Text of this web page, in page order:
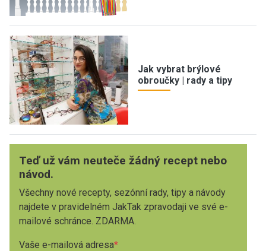
Jak vybrat brýlové
obroučky | rady a tipy
Teď už vám neuteče žádný recept nebo
návod.
Všechny nové recepty, sezónní rady, tipy a návody
najdete v pravidelném JakTak zpravodaji ve své e-
mailové schránce. ZDARMA.
Vaše e-mailová adresa